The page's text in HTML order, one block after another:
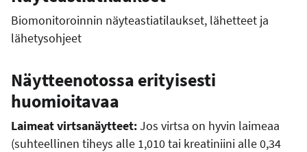
Biomonitoroinnin näyteastiatilaukset, lähetteet ja
lähetysohjeet
Näytteenotossa erityisesti
huomioitavaa
Laimeat virtsanäytteet:Jos virtsa on hyvin laimeaa
(suhteellinen tiheys alle 1,010 tai kreatiniini alle 0,34